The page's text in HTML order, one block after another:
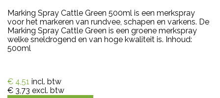
Marking Spray Cattle Green 500ml is een merkspray
voor het markeren van rundvee, schapen en varkens. De
Marking Spray Cattle Green is een groene merkspray
welke sneldrogend en van hoge kwaliteit is. Inhoud:
500ml
€ 4,51 incl. btw
€ 3,73 excl. btw